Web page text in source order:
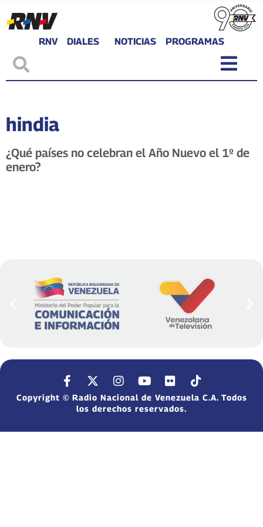
RNV DIALES NOTICIAS PROGRAMAS
hindia
¿Qué países no celebran el Año Nuevo el 1º de
enero?
Copyright © Radio Nacional de Venezuela C.A. Todos
los derechos reservados.